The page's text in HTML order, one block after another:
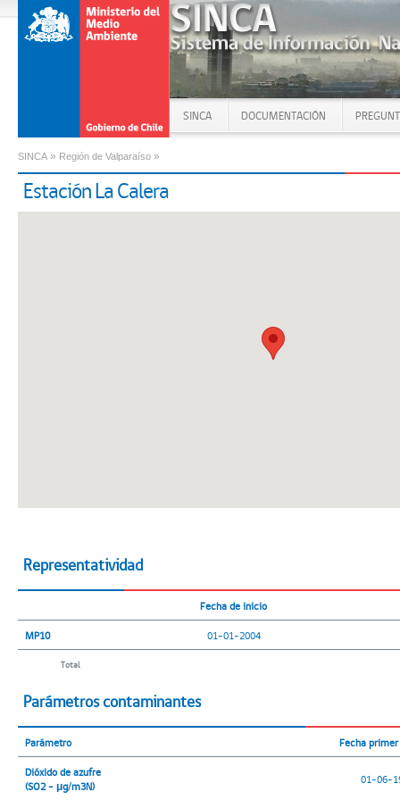
SINCA DOCUMENTACIÓN
SINCA » Región de Valparaíso »
Estación La Calera
Representatividad
Fecha de inicio
MP10 01-01-2004
Total
Parámetros contaminantes
Parámetro Fecha
Dióxido de azufre
(SO2 - μg/m3N)
01-06-